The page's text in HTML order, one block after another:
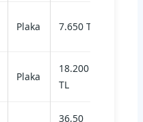
Plaka 7.650 TL
Plaka
18.200
TL
36,50